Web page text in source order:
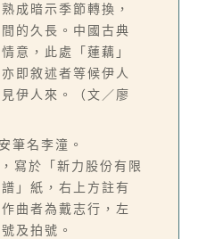
成暗示季節轉換，
的久長。中國古典
意，此處「蓮藕」
即敘述者等候伊人
伊人來。（文／廖
筆名李潼。
寫於「新力股份有限
」紙，右上方註有
曲者為戴志行，左
及拍號。